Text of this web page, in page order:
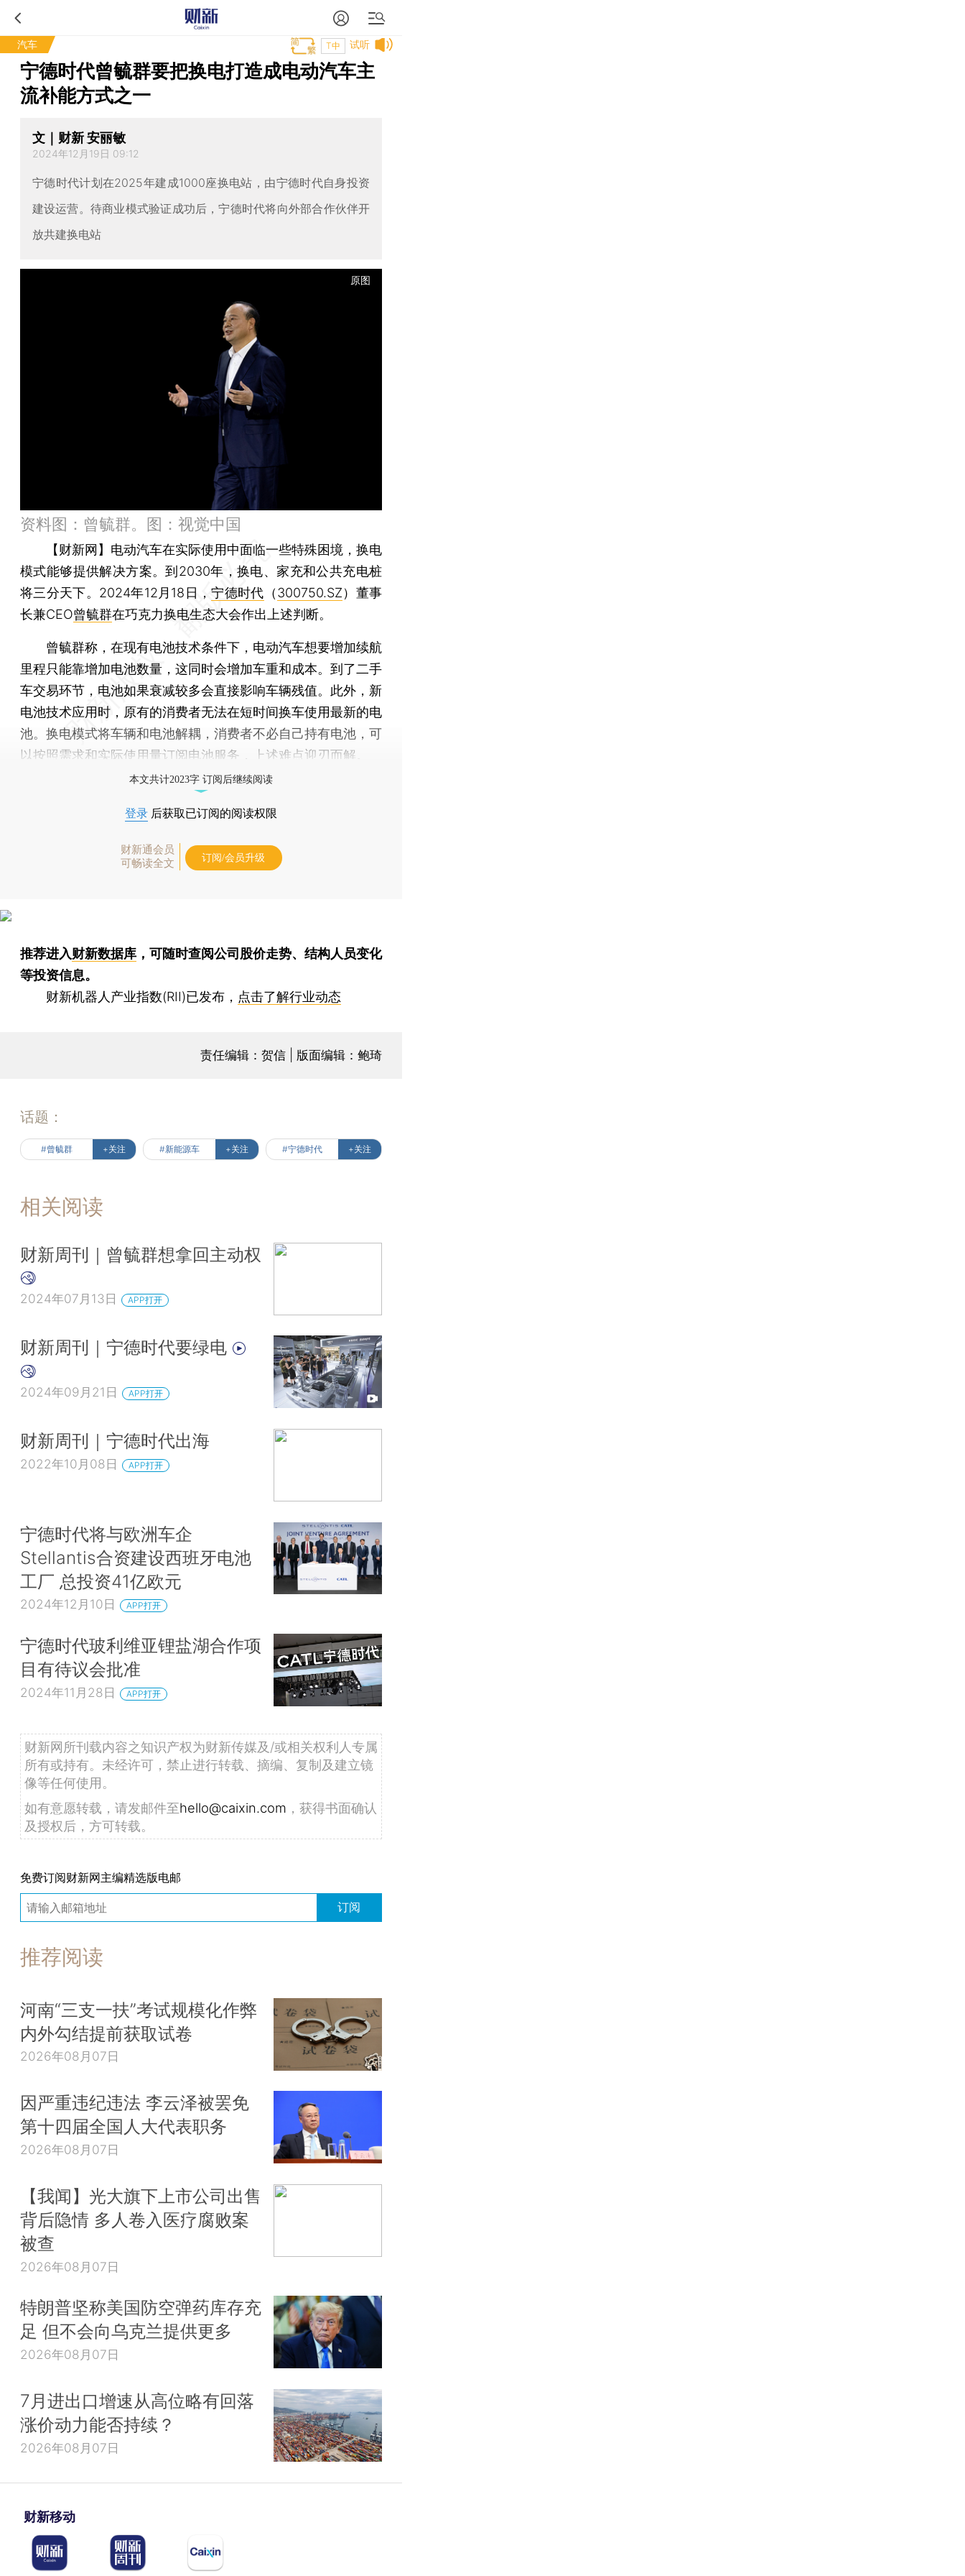
汽车 试听
T中
宁德时代曾毓群要把换电打造成电动汽车主
流补能方式之一
文｜财新 安丽敏
2024年12月19日 09:12
宁德时代计划在2025年建成1000座换电站，由宁德时代自身投资
建设运营。待商业模式验证成功后，宁德时代将向外部合作伙伴开
放共建换电站
原图
资料图：曾毓群。图：视觉中国
【财新网】 电动汽车在实际使用中面临一些特殊困境，换电
模式能够提供解决方案。到2030年，换电、家充和公共充电桩
将三分天下。2024年12月18日，宁德时代 （300750.SZ）董事
长兼CEO曾毓群在巧克力换电生态大会作出上述判断。
曾毓群称，在现有电池技术条件下，电动汽车想要增加续航
里程只能靠增加电池数量，这同时会增加车重和成本。到了二手
车交易环节，电池如果衰减较多会直接影响车辆残值。此外，新
电池技术应用时，原有的消费者无法在短时间换车使用最新的电
池。换电模式将车辆和电池解耦，消费者不必自己持有电池，可
以按照需求和实际使用量订阅电池服务，上述难点迎刃而解。
本文共计2023字 订阅后继续阅读
登录 后获取已订阅的阅读权限
财新通会员
可畅读全文
订阅/会员升级
推荐进入财新数据库 ，可随时查阅公司股价走势、结构人员变化
等投资信息。
财新机器人产业指数(RII)已发布， 点击了解行业动态
责任编辑：贺信 | 版面编辑：鲍琦
话题：
#曾毓群 +关注 #新能源车 +关注 #宁德时代 +关注
相关阅读
财新周刊｜曾毓群想拿回主动权
2024年07月13日 APP打开
财新周刊｜宁德时代要绿电
2024年09月21日 APP打开
财新周刊｜宁德时代出海
2022年10月08日 APP打开
宁德时代将与欧洲车企
Stellantis合资建设西班牙电池
工厂 总投资41亿欧元
2024年12月10日 APP打开
宁德时代玻利维亚锂盐湖合作项
目有待议会批准
2024年11月28日 APP打开
财新网所刊载内容之知识产权为财新传媒及/或相关权利人专属
所有或持有。未经许可，禁止进行转载、摘编、复制及建立镜
像等任何使用。
如有意愿转载，请发邮件至hello@caixin.com ，获得书面确认
及授权后，方可转载。
免费订阅财新网主编精选版电邮
订阅
推荐阅读
河南“三支一扶”考试规模化作弊
内外勾结提前获取试卷
2026年08月07日
因严重违纪违法 李云泽被罢免
第十四届全国人大代表职务
2026年08月07日
【我闻】光大旗下上市公司出售
背后隐情 多人卷入医疗腐败案
被查
2026年08月07日
特朗普坚称美国防空弹药库存充
足 但不会向乌克兰提供更多
2026年08月07日
7月进出口增速从高位略有回落
涨价动力能否持续？
2026年08月07日
财新移动